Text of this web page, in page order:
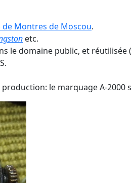
de Montres de Moscou.
etc.
le domaine public, et
le marquage A-2000